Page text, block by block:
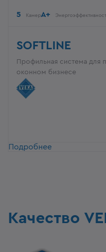
5 КамерA+
SOFTLINE
Профильная система для
оконном бизнесе
Подробнее
Качество